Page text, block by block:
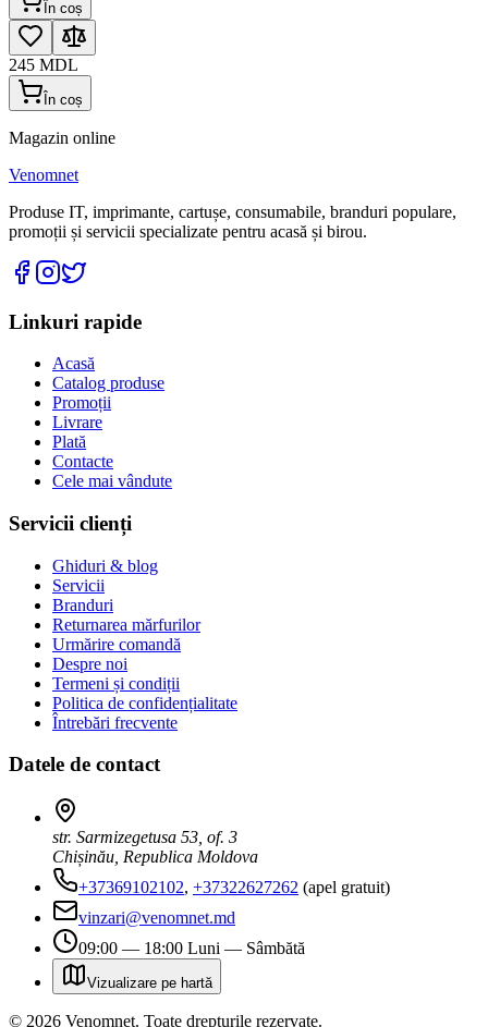
În coș
245 MDL
În coș
Magazin online
Venomnet
Produse IT, imprimante, cartușe, consumabile, branduri populare,
promoții și servicii specializate pentru acasă și birou.
Linkuri rapide
Acasă
Catalog produse
Promoții
Livrare
Plată
Contacte
Cele mai vândute
Servicii clienți
Ghiduri & blog
Servicii
Branduri
Returnarea mărfurilor
Urmărire comandă
Despre noi
Termeni și condiții
Politica de confidențialitate
Întrebări frecvente
Datele de contact
str. Sarmizegetusa 53, of. 3
Chișinău, Republica Moldova
+37369102102, +37322627262 (apel gratuit)
vinzari@venomnet.md
09:00 — 18:00 Luni — Sâmbătă
Vizualizare pe hartă
© 2026 Venomnet. Toate drepturile rezervate.